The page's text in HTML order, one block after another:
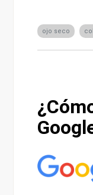
ojo seco